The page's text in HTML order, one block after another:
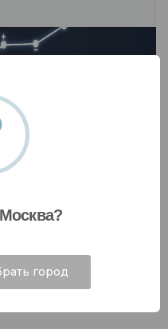
и десятками
.....
город